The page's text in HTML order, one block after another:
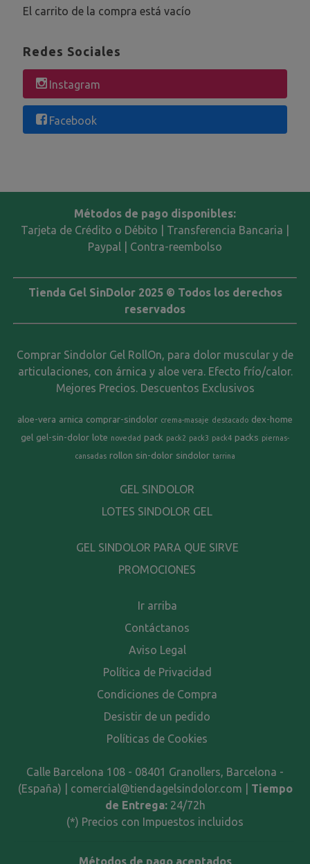
El carrito de la compra está vacío
Redes Sociales
Instagram
Facebook
Métodos de pago disponibles:
Tarjeta de Crédito o Débito | Transferencia Bancaria |
Paypal | Contra-reembolso
Tienda Gel SinDolor 2025 © Todos los derechos
reservados
Comprar Sindolor Gel RollOn, para dolor muscular y de
articulaciones, con árnica y aloe vera. Efecto frío/calor.
Mejores Precios. Descuentos Exclusivos
aloe-vera arnica comprar-sindolor crema-masaje destacado dex-home
gel gel-sin-dolor lote novedad pack pack2 pack3 pack4 packs piernas-
cansadas rollon sin-dolor sindolor tarrina
GEL SINDOLOR
LOTES SINDOLOR GEL
GEL SINDOLOR PARA QUE SIRVE
PROMOCIONES
Ir arriba
Contáctanos
Aviso Legal
Política de Privacidad
Condiciones de Compra
Desistir de un pedido
Políticas de Cookies
Calle Barcelona 108 - 08401 Granollers, Barcelona -
(España) | comercial@tiendagelsindolor.com | Tiempo
de Entrega: 24/72h
(*) Precios con Impuestos incluidos
Métodos de pago aceptados